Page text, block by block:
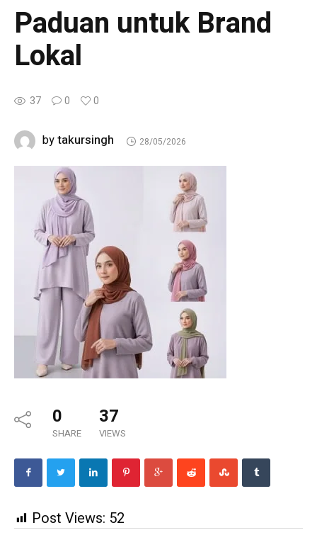
Paduan untuk Brand
Lokal
37 0 0
bytakursingh 28/05/2026
0
SHARE
37
VIEWS
Post Views: 52